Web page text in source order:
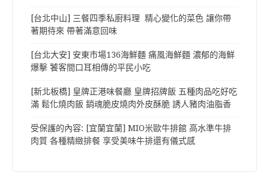
[台北中山] 三餐四季私廚料理 精心變化的菜色 讓你帶
著期待來 帶著滿意回味
[台北大安] 安東市場136海鮮麵 痛風海鮮麵 濃郁的海鮮
爆擊 饕客間口耳相傳的平民小吃
[新北板橋] 皇牌正港味餐廳 皇牌招牌飯 五種肉品吃好吃
滿 鬆化燒肉飯 銷魂脆皮燒肉外皮酥脆 誘人豬肉油脂香
受保護的內容: [宜蘭宜蘭] MIO米歐牛排館 高水準牛排
肉質 各種精緻排餐 享受美味牛排還有儀式感